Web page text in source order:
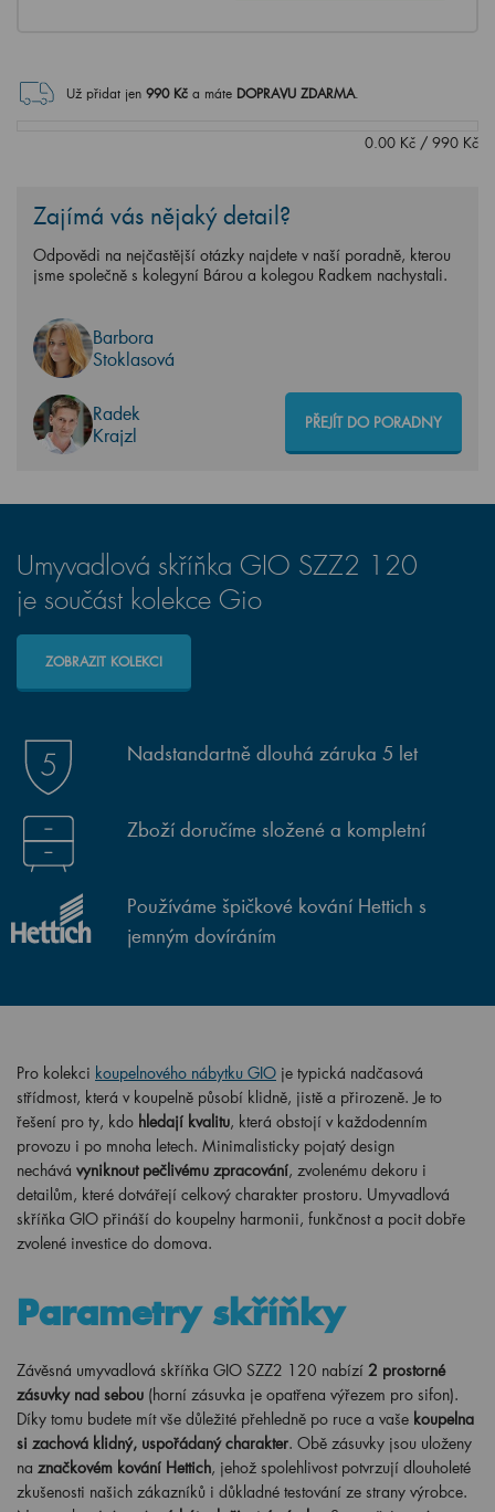
Už přidat jen 990Kč a máte DOPRAVU ZDARMA.
0.00 Kč / 990 Kč
Zajímá vás nějaký detail?
Odpovědi na nejčastější otázky najdete v naší poradně, kterou
jsme společně s kolegyní Bárou a kolegou Radkem nachystali.
Barbora
Stoklasová
Radek
Krajzl
PŘEJÍT DO PORADNY
Umyvadlová skříňka GIO SZZ2 120
je součást kolekce Gio
ZOBRAZIT KOLEKCI
Nadstandartně dlouhá záruka 5 let
Zboží doručíme složené a kompletní
Používáme špičkové kování Hettich s
jemným dovíráním
Pro kolekci koupelnového nábytku GIO je typická nadčasová
střídmost, která v koupelně působí klidně, jistě a přirozeně. Je to
řešení pro ty, kdo hledají kvalitu, která obstojí v každodenním
provozu i po mnoha letech. Minimalisticky pojatý design
nechává vyniknout pečlivému zpracování, zvolenému dekoru i
detailům, které dotvářejí celkový charakter prostoru. Umyvadlová
skříňka GIO přináší do koupelny harmonii, funkčnost a pocit dobře
zvolené investice do domova.
Parametry skříňky
Závěsná umyvadlová skříňka GIO SZZ2 120 nabízí 2 prostorné
zásuvky nad sebou (horní zásuvka je opatřena výřezem pro sifon).
Díky tomu budete mít vše důležité přehledně po ruce a vaše koupelna
si zachová klidný, uspořádaný charakter. Obě zásuvky jsou uloženy
na značkovém kování Hettich, jehož spolehlivost potvrzují dlouholeté
zkušenosti našich zákazníků i důkladné testování ze strany výrobce.